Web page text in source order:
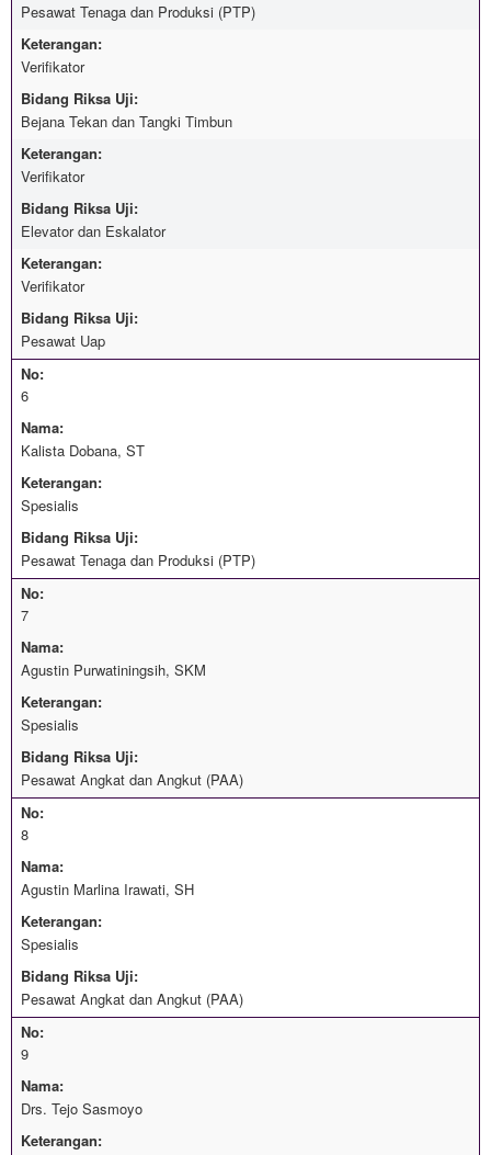
Pesawat Tenaga dan Produksi (PTP)
Keterangan:
Verifikator
Bidang Riksa Uji:
Bejana Tekan dan Tangki Timbun
Keterangan:
Verifikator
Bidang Riksa Uji:
Elevator dan Eskalator
Keterangan:
Verifikator
Bidang Riksa Uji:
Pesawat Uap
No:
6
Nama:
Kalista Dobana, ST
Keterangan:
Spesialis
Bidang Riksa Uji:
Pesawat Tenaga dan Produksi (PTP)
No:
7
Nama:
Agustin Purwatiningsih, SKM
Keterangan:
Spesialis
Bidang Riksa Uji:
Pesawat Angkat dan Angkut (PAA)
No:
8
Nama:
Agustin Marlina Irawati, SH
Keterangan:
Spesialis
Bidang Riksa Uji:
Pesawat Angkat dan Angkut (PAA)
No:
9
Nama:
Drs. Tejo Sasmoyo
Keterangan: